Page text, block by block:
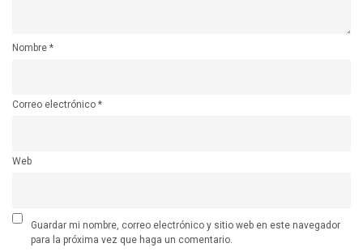
Nombre *
Correo electrónico *
Web
Guardar mi nombre, correo electrónico y sitio web en este navegador
para la próxima vez que haga un comentario.